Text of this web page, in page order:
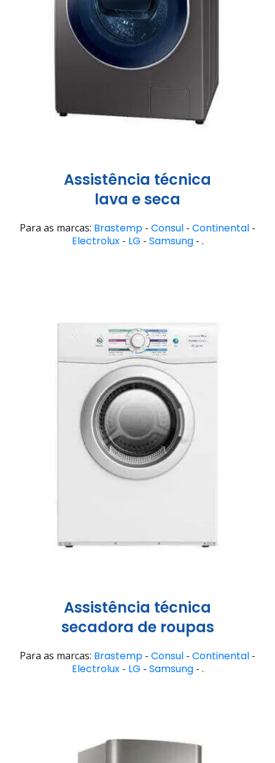
Assistência técnica
lava e seca
Para as marcas: Brastemp - Consul - Continental -
Electrolux- LG - Samsung- .
Assistência técnica
secadora de roupas
Para as marcas: Brastemp - Consul - Continental -
Electrolux- LG - Samsung- .